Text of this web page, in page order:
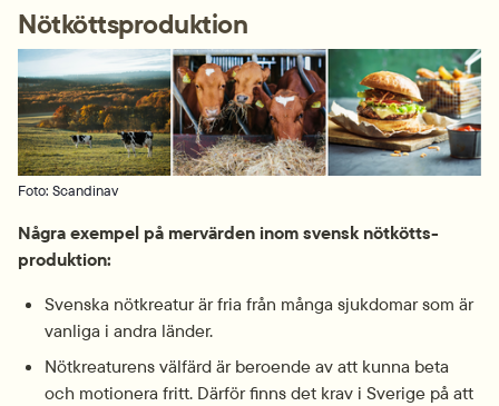
Nötkötts­produktion
Foto: Scandinav
Några exempel på mervärden inom svensk nötkötts­
produktion:
Svenska nöt­kreatur är fria från många sjukdomar som är
vanliga i andra länder.
Nöt­kreaturens välfärd är beroende av att kunna beta
och motionera fritt. Därför finns det krav i Sverige på att